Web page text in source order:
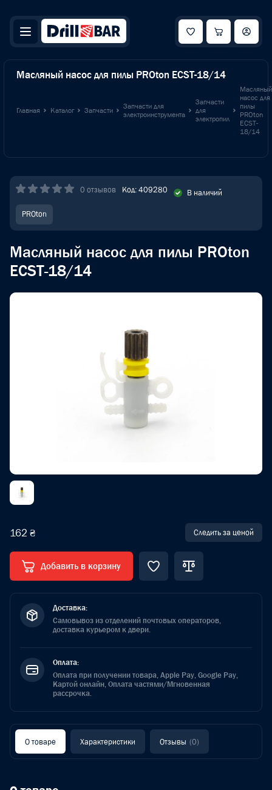
Масляный насос для пилы PROton ECST-18/14
Главная Каталог Запчасти
Запчасти для
электроинструмента
Запчасти
для
электропил
Масляный
насос для
пилы
PROton
ECST-
18/14
0 отзывов Код: 409280 В наличий
PROton
Масляный насос для пилы PROton
ECST-18/14
162 ₴ Следить за ценой
Добавить в корзину
Доставка:
Самовывоз из отделений почтовых операторов,
доставка курьером к двери.
Оплата:
Оплата при получении товара, Apple Pay, Google Pay,
Картой онлайн, Оплата частями/Мгновенная
рассрочка.
О товаре Характеристики Отзывы (0)